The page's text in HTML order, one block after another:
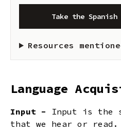
Take the
Resources
Language
Input - Input is the
that we hear or read.